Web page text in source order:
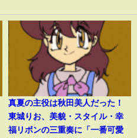
真夏の主役は秋田美人だった！
東城りお、美貌・スタイル・幸
福リボンの三重奏に「一番可愛